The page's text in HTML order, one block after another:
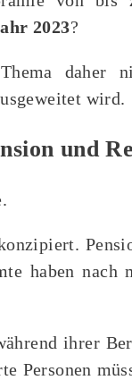
2023?
wird.
und
haben nach
ihrer
Personen